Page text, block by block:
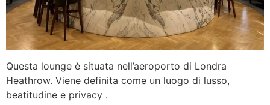
Questa lounge è situata nell’aeroporto di Londra
Heathrow. Viene definita come un luogo di lusso,
beatitudine e privacy .